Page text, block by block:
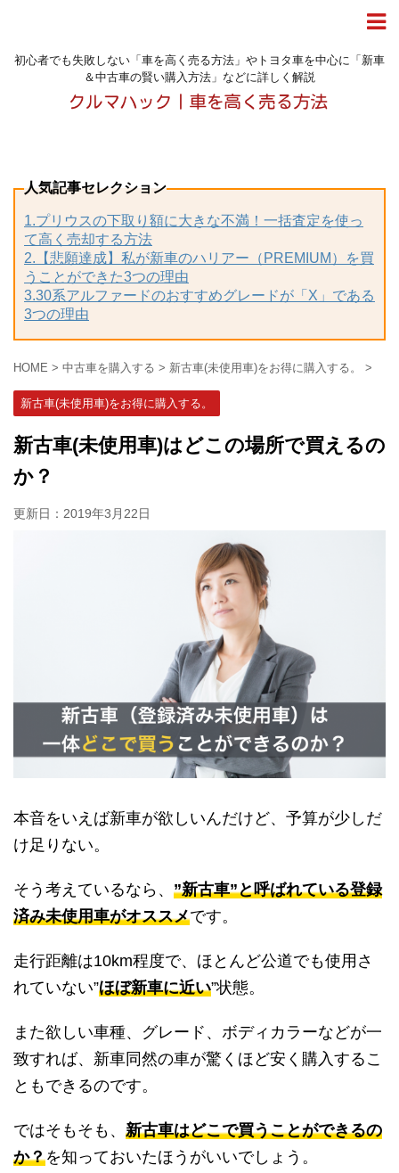
初心者でも失敗しない「車を高く売る方法」やトヨタ車を中心に「新車
＆中古車の賢い購入方法」などに詳しく解説
人気記事セレクション
1.プリウスの下取り額に大きな不満！一括査定を使っ
て高く売却する方法
2.【悲願達成】私が新車のハリアー（PREMIUM）を買
うことができた3つの理由
3.30系アルファードのおすすめグレードが「X」である
3つの理由
HOME > 中古車を購入する > 新古車(未使用車)をお得に購入する。 >
新古車(未使用車)をお得に購入する。
新古車(未使用車)はどこの場所で買えるの
か？
更新日： 2019年3月22日
本音をいえば新車が欲しいんだけど、予算が少しだ
け足りない。
そう考えているなら、 ”新古車”と呼ばれている登録
済み未使用車がオススメです。
走行距離は10km程度で、ほとんど公道でも使用さ
れていない”ほぼ新車に近い”状態。
また欲しい車種、グレード、ボディカラーなどが一
致すれば、新車同然の車が驚くほど安く購入するこ
ともできるのです。
ではそもそも、 新古車はどこで買うことができるの
か？を知っておいたほうがいいでしょう。